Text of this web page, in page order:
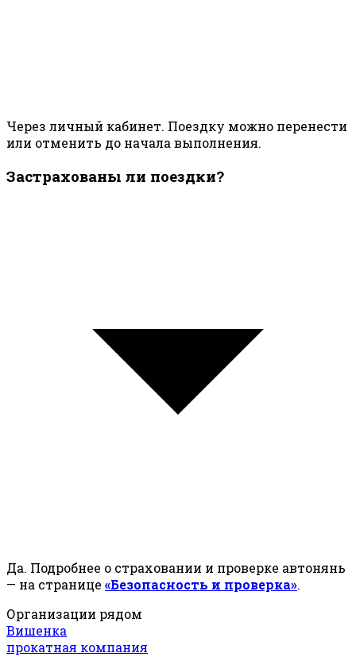
Через личный кабинет. Поездку можно перенести
или отменить до начала выполнения.
Застрахованы ли поездки?
Да. Подробнее о страховании и проверке автонянь
— на странице «Безопасность и проверка».
Организации рядом
Вишенка
прокатная компания